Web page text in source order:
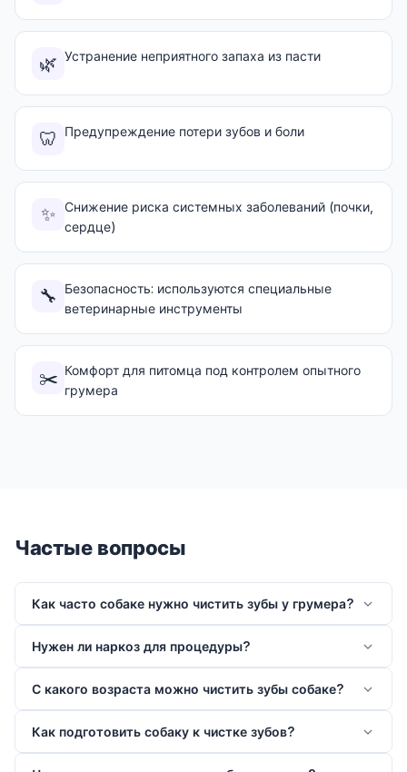
🌿 Устранение неприятного запаха из пасти
🦷 Предупреждение потери зубов и боли
✨ Снижение риска системных заболеваний (почки,
сердце)
🔧
Безопасность: используются специальные
ветеринарные инструменты
✂️ Комфорт для питомца под контролем опытного
грумера
Частые вопросы
Как часто собаке нужно чистить зубы у грумера?
Нужен ли наркоз для процедуры?
С какого возраста можно чистить зубы собаке?
Как подготовить собаку к чистке зубов?